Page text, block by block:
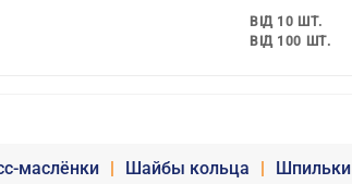
ВІД 10 ШТ.
ВІД 100 ШТ.
маслёнки Шайбы кольца Шпильки